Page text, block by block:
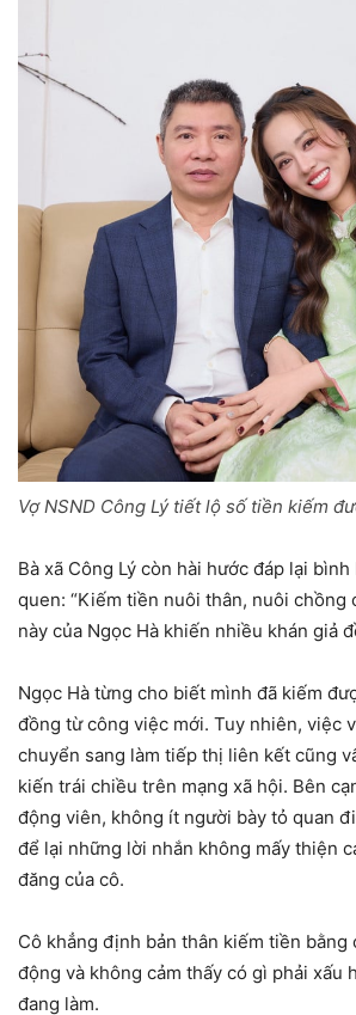
Vợ NSND Công Lý tiết lộ số tiền kiếm
Bà xã Công Lý còn hài hước đáp lại
quen: “Kiếm tiền nuôi thân, nuôi chồng
này của Ngọc Hà khiến nhiều khán giả
Ngọc Hà từng cho biết mình đã kiếm
đồng từ công việc mới. Tuy nhiên, việc
chuyển sang làm tiếp thị liên kết cũng
kiến trái chiều trên mạng xã hội. Bên
động viên, không ít người bày tỏ quan
để lại những lời nhắn không mấy thiện
đăng của cô.
Cô khẳng định bản thân kiếm tiền bằng
động và không cảm thấy có gì phải xấu
đang làm.